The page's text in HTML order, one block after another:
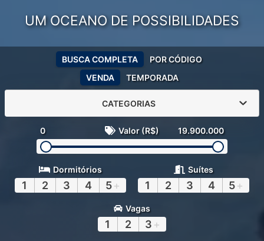
UM OCEANO DE POSSIBILIDADES
VENDA TEMPORADA
BUSCA COMPLETA POR CÓDIGO
CATEGORIAS
0 Valor (R$) 19.900.000
Dormitórios
1 2 3 4 5+
Suítes
1 2 3 4 5+
Vagas
1 2 3 +